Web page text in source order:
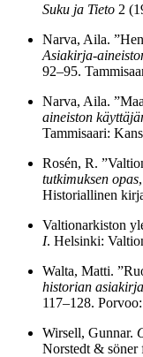
Suku ja Tieto 2
Narva, Aila.
Asiakirja-
92–95.
Narva, Aila.
aineiston
Tammisaari:
Rosén, R.
tutkimuksen opas
Historiallinen
Valtionarkiston
I. Helsinki:
Walta, Matti.
historian
117–128.
Wirsell, Gunnar.
Norstedt & söner